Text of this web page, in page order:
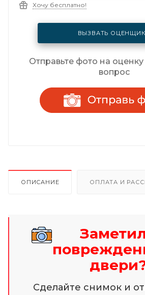
Хочу бесплатно!
ВЫЗВАТЬ
Отправьте фото на
вопрос
ОПИСАНИЕ ОПЛАТА И
Сделайте снимок и